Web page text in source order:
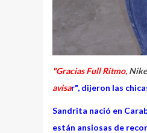
"Gracias Full Ritmo,
avisar", dijeron las
Sandrita nació en
están ansiosas de